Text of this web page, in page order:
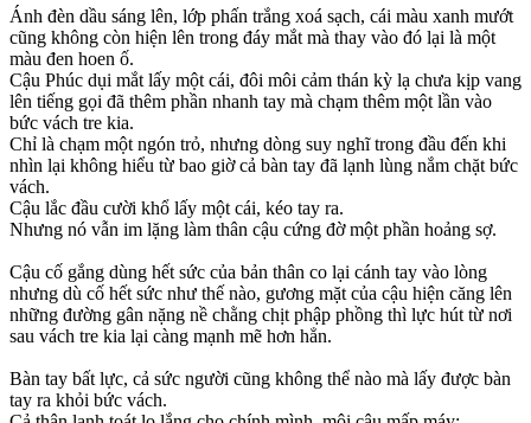
Ánh đèn dầu sáng lên, lớp phấn trắng xoá sạch, cái màu xanh mướt
cũng không còn hiện lên trong đáy mắt mà thay vào đó lại là một
màu đen hoen ố.
Cậu Phúc dụi mắt lấy một cái, đôi môi cảm thán kỳ lạ chưa kịp vang
lên tiếng gọi đã thêm phần nhanh tay mà chạm thêm một lần vào
bức vách tre kia.
Chỉ là chạm một ngón trỏ, nhưng dòng suy nghĩ trong đầu đến khi
nhìn lại không hiểu từ bao giờ cả bàn tay đã lạnh lùng nắm chặt bức
vách.
Cậu lắc đầu cười khổ lấy một cái, kéo tay ra.
Nhưng nó vẫn im lặng làm thân cậu cứng đờ một phần hoảng sợ.
Cậu cố gắng dùng hết sức của bản thân co lại cánh tay vào lòng
nhưng dù cố hết sức như thế nào, gương mặt của cậu hiện căng lên
những đường gân nặng nề chằng chịt phập phồng thì lực hút từ nơi
sau vách tre kia lại càng mạnh mẽ hơn hẳn.
Bàn tay bất lực, cả sức người cũng không thể nào mà lấy được bàn
tay ra khỏi bức vách.